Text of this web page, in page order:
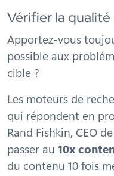
Vérifier la
Apportez-vous
possible aux
cible ?
Les moteurs de
qui répondent en
Rand Fishkin, CEO
passer au 10x
du contenu 10 fois